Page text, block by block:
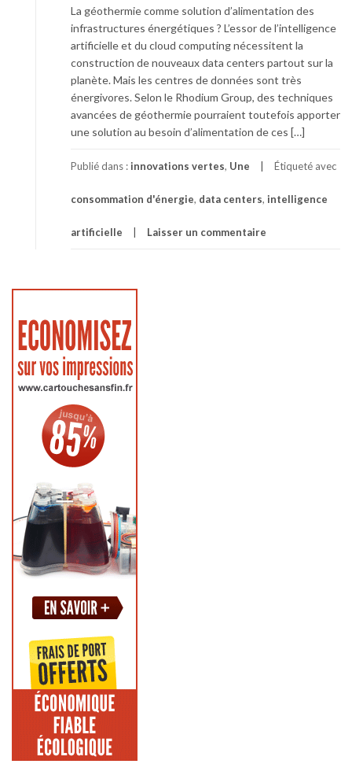
La géothermie comme solution d’alimentation des
infrastructures énergétiques ? L’essor de l’intelligence
artificielle et du cloud computing nécessitent la
construction de nouveaux data centers partout sur la
planète. Mais les centres de données sont très
énergivores. Selon le Rhodium Group, des techniques
avancées de géothermie pourraient toutefois apporter
une solution au besoin d’alimentation de ces […]
Publié dans : innovations vertes, Une Étiqueté avec
consommation d'énergie, data centers, intelligence
artificielle Laisser un commentaire